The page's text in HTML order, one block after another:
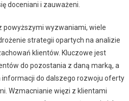
doceniani i zauważeni.
powyższymi wyzwaniami, wiele
strategii opartych na analizie
klientów. Kluczowe jest
do pozostania z daną marką, a
do dalszego rozwoju oferty
Wzmacnianie więzi z klientami